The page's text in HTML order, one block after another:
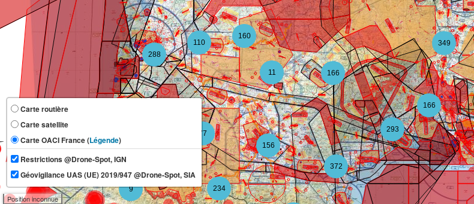
166
293
372
160
288
110
77
156
234
349
166
9
11
Carte routière
Carte satellite
Carte OACI France (Légende)
Restrictions @Drone-Spot, IGN
Géovigilance UAS (UE) 2019/947 @Drone-Spot, SIA
Position inconnue